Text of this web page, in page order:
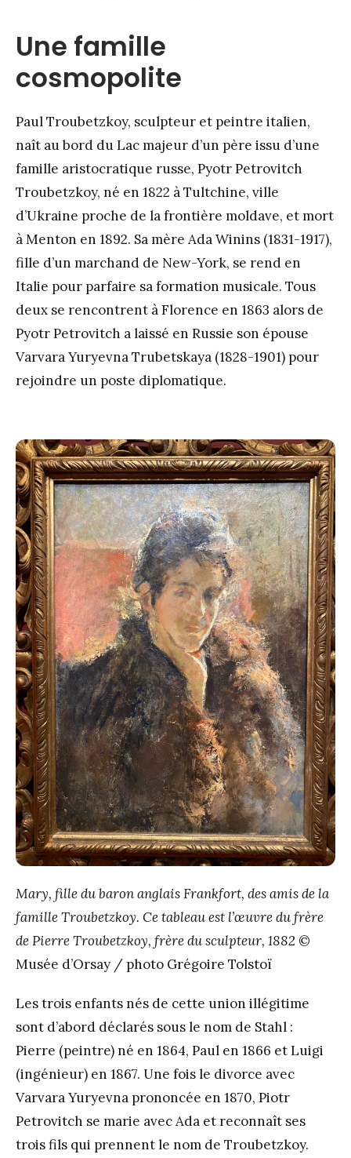
Une famille
cosmopolite
Paul Troubetzkoy, sculpteur et peintre italien,
naît au bord du Lac majeur d’un père issu d’une
famille aristocratique russe, Pyotr Petrovitch
Troubetzkoy, né en 1822 à Tultchine, ville
d’Ukraine proche de la frontière moldave, et mort
à Menton en 1892. Sa mère Ada Winins (1831-1917),
fille d’un marchand de New-York, se rend en
Italie pour parfaire sa formation musicale. Tous
deux se rencontrent à Florence en 1863 alors de
Pyotr Petrovitch a laissé en Russie son épouse
Varvara Yuryevna Trubetskaya (1828-1901) pour
rejoindre un poste diplomatique.
Mary, fille du baron anglais Frankfort, des amis de la
famille Troubetzkoy. Ce tableau est l’œuvre du frère
de Pierre Troubetzkoy, frère du sculpteur, 1882 ©
Musée d’Orsay / photo Grégoire Tolstoï
Les trois enfants nés de cette union illégitime
sont d’abord déclarés sous le nom de Stahl :
Pierre (peintre) né en 1864, Paul en 1866 et Luigi
(ingénieur) en 1867. Une fois le divorce avec
Varvara Yuryevna prononcée en 1870, Piotr
Petrovitch se marie avec Ada et reconnaît ses
trois fils qui prennent le nom de Troubetzkoy.